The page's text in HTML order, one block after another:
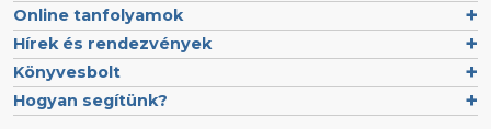
Online tanfolyamok
Hírek és rendezvények
Könyvesbolt
Hogyan segítünk?